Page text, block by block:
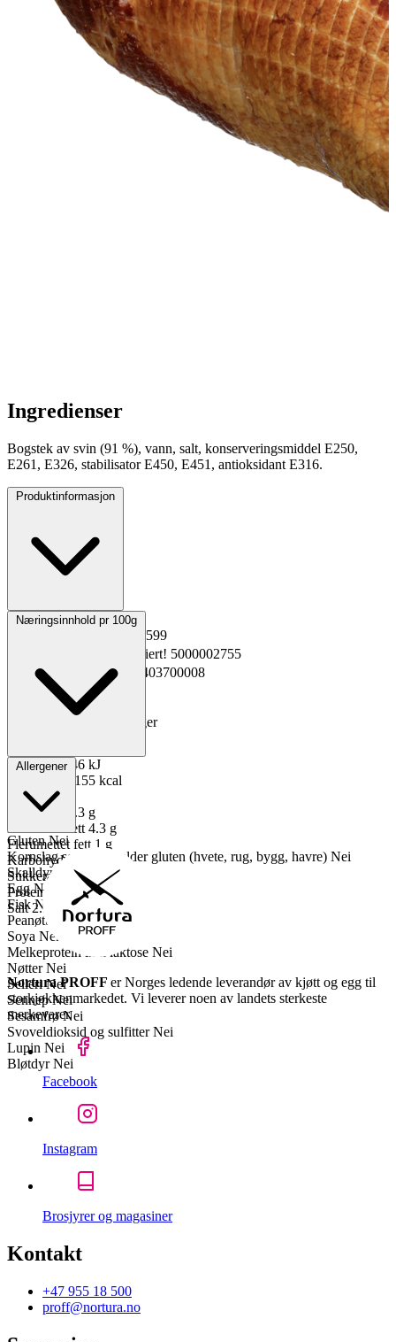
Ingredienser
Bogstek av svin (91 %), vann, salt, konserveringsmiddel E250,
E261, E326, stabilisator E450, E451, antioksidant E316.
Produktinformasjon
Opprinnelsesland Norge
230599
Kopiert! 5000002755
GTIN
Kopiert! 2301403700008
Vekt pakning
3.0 kg
Oppbevaring 0 til 4°C
150 dager
Næringsinnhold pr 100g
Energi kJ 646 kJ
155 kcal
Fett 9.1 g
Mettet fett
3.3 g
Enumettet fett 4.3 g
Flerumettet fett 1 g
Karbohydrater
Sukkerarter
0 g
Proteiner
17 g
Salt 2.5 g
Allergener
Gluten Nei
Kornslag som inneholder gluten (hvete, rug, bygg, havre) Nei
Skalldyr
Nei
Egg Nei
Fisk Nei
Peanøtter
Nei
Soya Nei
Melkeprotein inkl laktose Nei
Nøtter Nei
Selleri Nei
Sennep Nei
Sesamfrø Nei
Svoveldioksid og sulfitter Nei
Lupin Nei
Bløtdyr Nei
Nortura PROFF er Norges ledende leverandør av kjøtt og egg til
storkjøkkenmarkedet. Vi leverer noen av landets sterkeste
merkevarer.
Facebook
Instagram
Brosjyrer og magasiner
Kontakt
+47 955 18 500
proff@nortura.no